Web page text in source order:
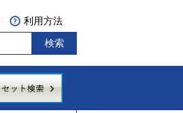
利用方法